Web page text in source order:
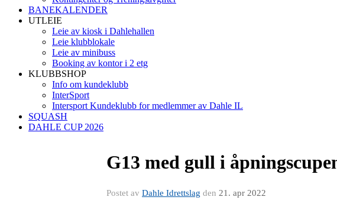
BANEKALENDER
UTLEIE
Leie av kiosk i Dahlehallen
Leie klubblokale
Leie av minibuss
Booking av kontor i 2 etg
KLUBBSHOP
Info om kundeklubb
InterSport
Intersport Kundeklubb for medlemmer av Dahle IL
SQUASH
DAHLE CUP 2026
G13 med gull i
Postet av Dahle Idrettslag den 21. apr 2022